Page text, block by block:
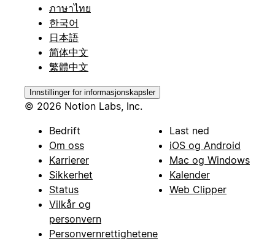
ภาษาไทย
한국어
日本語
简体中文
繁體中文
Innstillinger for informasjonskapsler
© 2026 Notion Labs, Inc.
Bedrift
Om oss
Karrierer
Sikkerhet
Status
Vilkår og
personvern
Personvernrettighetene
Last ned
iOS og Android
Mac og Windows
Kalender
Web Clipper